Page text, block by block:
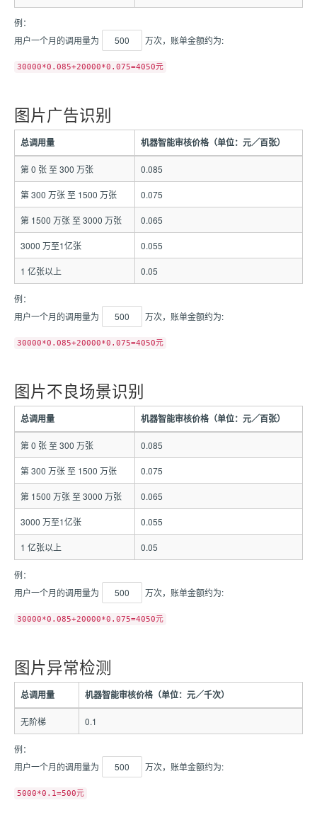
例：
用户一个月的调用量为
500 万次，账单金额约为:
30000*0.085+20000*0.075=4050元
图片广告识别
总调用量 机器智能审核价格（单位：元／百张）
第 0 张 至 300 万张 0.085
第 300 万张 至 1500 万张 0.075
第 1500 万张 至 3000 万张 0.065
3000 万至1亿张 0.055
1 亿张以上 0.05
例：
用户一个月的调用量为
500 万次，账单金额约为:
30000*0.085+20000*0.075=4050元
图片不良场景识别
总调用量 机器智能审核价格（单位：元／百张）
第 0 张 至 300 万张 0.085
第 300 万张 至 1500 万张 0.075
第 1500 万张 至 3000 万张 0.065
3000 万至1亿张 0.055
1 亿张以上 0.05
例：
用户一个月的调用量为
500 万次，账单金额约为:
30000*0.085+20000*0.075=4050元
图片异常检测
总调用量 机器智能审核价格（单位：元／千次）
无阶梯 0.1
例：
用户一个月的调用量为
500 万次，账单金额约为:
5000*0.1=500元